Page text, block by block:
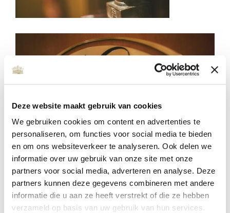
Deze website maakt gebruik van cookies
We gebruiken cookies om content en advertenties te
personaliseren, om functies voor social media te bieden
en om ons websiteverkeer te analyseren. Ook delen we
informatie over uw gebruik van onze site met onze
partners voor social media, adverteren en analyse. Deze
partners kunnen deze gegevens combineren met andere
informatie die u aan ze heeft verstrekt of die ze hebben
verzameld op basis van uw gebruik van hun services.
MC WELLNESS INVESTS IN QUALITY
published on: 16 January 2020
read more